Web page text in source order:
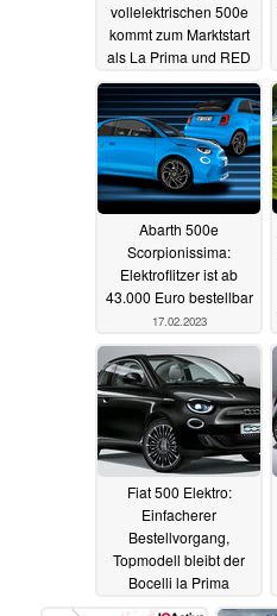
vollelektrischen 500e
kommt zum Marktstart
als La Prima und RED
05.07.2023
Abarth 500e
Scorpionissima:
Elektroflitzer ist ab
43.000 Euro bestellbar
17.02.2023
Fiat 500 Elektro:
Einfacherer
Bestellvorgang,
Topmodell bleibt der
Bocelli la Prima
06.10.2022